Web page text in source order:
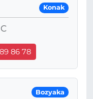
Konak
86 78
Bozyaka